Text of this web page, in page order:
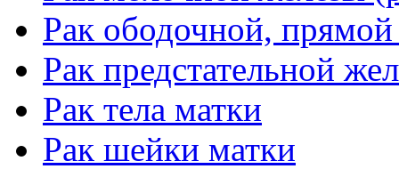
Рак ободочной,
Рак предстательной
Рак тела матки
Рак шейки матки